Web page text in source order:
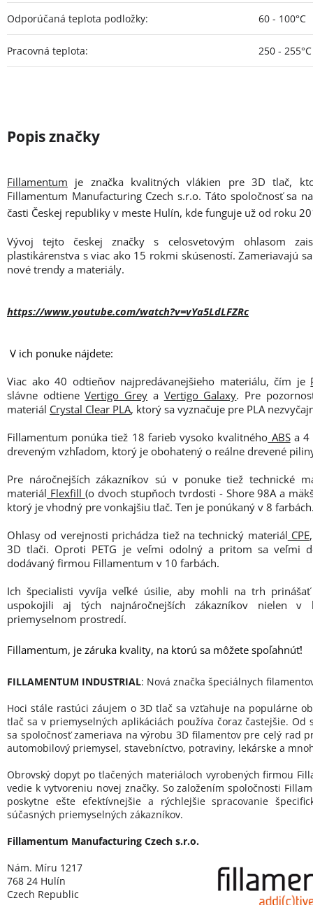
Odporúčaná teplota podložky: 60 - 100°C
Pracovná teplota: 250 - 255°C
Fillamentum je značka kvalitných vlákien pre 3D tlač,
Fillamentum Manufacturing Czech s.r.o. Táto spoločnosť sa
časti Českej republiky v meste Hulín, kde funguje už od roku
Vývoj tejto českej značky s celosvetovým ohlasom
plastikárenstva s viac ako 15 rokmi skúseností. Zameriavajú
nové trendy a materiály.
https://www.youtube.com/watch?v=vYa5LdLFZRc
V ich ponuke nájdete:
Viac ako 40 odtieňov najpredávanejšieho materiálu, čím je
slávne odtieneVertigo Grey a Vertigo Galaxy. Pre
materiál Crystal Clear PLA, ktorý sa vyznačuje pre PLA
Fillamentum ponúka tiež 18 farieb vysoko kvalitného ABSa 4
dreveným vzhľadom, ktorý je obohatený o reálne drevené
Pre náročnejších zákazníkov sú v ponuke tiež technické
materiál Flexfill (o dvoch stupňoch tvrdosti - Shore 98A a
ktorý je vhodný pre vonkajšiu tlač. Ten je ponúkaný v 8
Ohlasy od verejnosti prichádza tiež na technický materiál CPE
3D tlači. Oproti PETG je veľmi odolný a pritom sa veľmi
dodávaný firmou Fillamentum v 10 farbách.
Ich špecialisti vyvíja veľké úsilie, aby mohli na trh
uspokojili aj tých najnáročnejších zákazníkov nielen
priemyselnom prostredí.
Fillamentum, je záruka kvality, na ktorú sa môžete spoľahnúť!
FILLAMENTUM INDUSTRIAL: Nová značka špeciálnych
Hoci stále rastúci záujem o 3D tlač sa vzťahuje na populárne
tlač sa v priemyselných aplikáciách používa čoraz častejšie. Od
sa spoločnosť zameriava na výrobu 3D filamentov pre celý rad
automobilový priemysel, stavebníctvo, potraviny, lekárske a
Obrovský dopyt po tlačených materiáloch vyrobených firmou
vedie k vytvoreniu novej značky. So založením spoločnosti
poskytne ešte efektívnejšie a rýchlejšie spracovanie
súčasných priemyselných zákazníkov.
Fillamentum Manufacturing Czech s.r.o.
Nám. Míru 1217
768 24 Hulín
Czech Republic